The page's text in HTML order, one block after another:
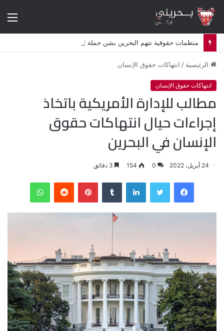
الرئيسية / انتهاكات حقوق الإنسان
انتهاكات حقوق الإنسان
مطالب للإدارة الأمريكية باتخاذ
إجراءات حيال انتهاكات حقوق
الإنسان في البحرين
24 أبريل، 2022 0
154
فيسبوك لينكدإن بينتيريست